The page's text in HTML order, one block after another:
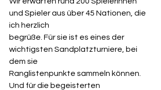
und Spieler aus über 45 Nationen, die
ich herzlich
begrüße. Für sie ist es eines der
wichtigsten Sandplatzturniere, bei
dem sie
Ranglistenpunkte sammeln können.
Und für die begeisterten